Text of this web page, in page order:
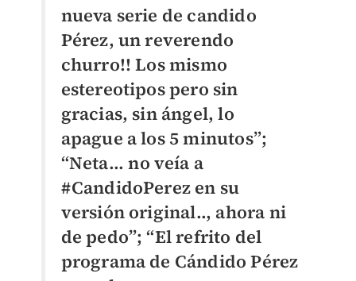
nueva serie de candido
Pérez, un reverendo
churro!! Los mismo
estereotipos pero sin
gracias, sin ángel, lo
apague a los 5 minutos”;
“Neta... no veía a
#CandidoPerez en su
versión original.., ahora ni
de pedo”; “El refrito del
programa de Cándido Pérez